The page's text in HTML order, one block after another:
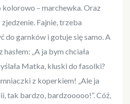
kolorowo – marchewka. Oraz
Fajnie, trzeba
do garnków i gotuje się samo. A
„A ja bym chciała
Matka, kluski do fasolki?
z koperkiem! „Ale ja
tak bardzo, bardzooooo!”. Cóż,